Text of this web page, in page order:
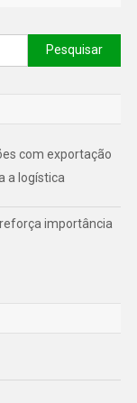
com exportação
a logística
importância